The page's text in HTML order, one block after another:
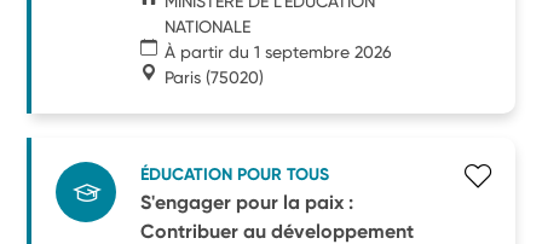
NATIONALE
À partir du 1 septembre 2026
Paris (75020)
ÉDUCATION POUR TOUS
S'engager pour la paix :
Contribuer au développement